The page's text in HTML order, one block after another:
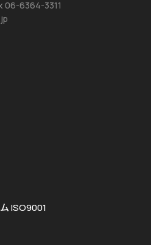
6364-3311
ISO9001